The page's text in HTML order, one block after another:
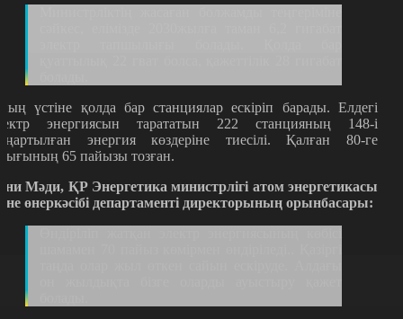
үстіне қолда бар станциялар ескіріп барады. Елдегі
энергиясын тарататын 222 станцияның 148-і
энергия көздеріне тиесілі. Қалған 80-ге
65 пайызы тозған.
Мәди, ҚР Энергетика министрлігі атом энергетикасы
өнеркәсібі департаменті директорының орынбасары: